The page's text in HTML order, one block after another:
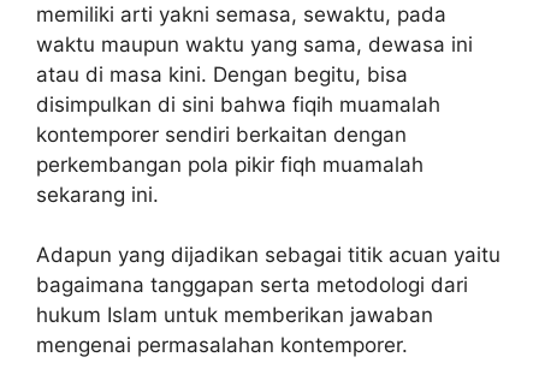
memiliki arti yakni semasa, sewaktu, pada
waktu maupun waktu yang sama, dewasa ini
atau di masa kini. Dengan begitu, bisa
disimpulkan di sini bahwa fiqih muamalah
kontemporer sendiri berkaitan dengan
perkembangan pola pikir fiqh muamalah
sekarang ini.
Adapun yang dijadikan sebagai titik acuan yaitu
bagaimana tanggapan serta metodologi dari
hukum Islam untuk memberikan jawaban
mengenai permasalahan kontemporer.